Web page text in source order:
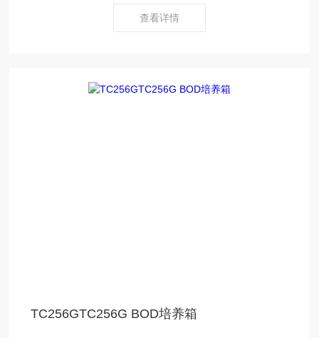
查看详情
TC256GTC256G BOD培养箱